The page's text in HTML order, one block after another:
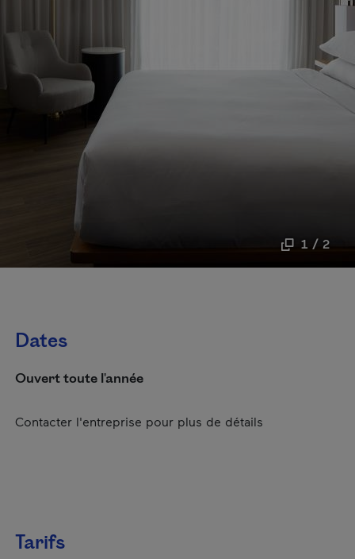
1 / 2
Dates
Ouvert toute l'année
Contacter l'entreprise pour plus de détails
Tarifs